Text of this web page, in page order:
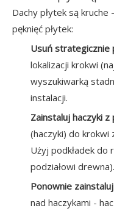
Dachy płytek są kruche
pęknięć płytek:
Usuń strategicznie
lokalizacji krokwi
wyszukiwarką
instalacji.
Zainstaluj haczyki z
(haczyki) do krokwi
Użyj podkładek do
podziałowi drewna).
Ponownie
nad haczykami -